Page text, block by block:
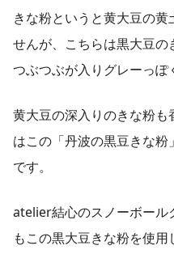
きな粉というと黄大豆の
せんが、こちらは黒大豆
つぶつぶが入りグレーっぽ
黄大豆の深入りのきな粉
はこの「丹波の黒豆きな
です。
atelier結心のスノーボー
もこの黒大豆きな粉を使用